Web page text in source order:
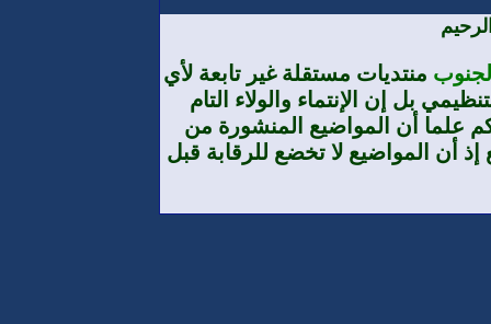
منتديات مستقلة غير تابعة لأي
بل إن الإنتماء والولاء التام
علما أن المواضيع المنشورة من
أن المواضيع لا تخضع للرقابة قبل